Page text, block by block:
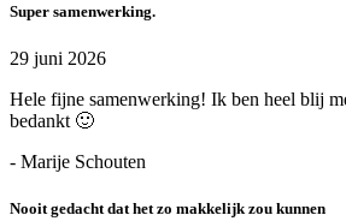
Super samenwerking.
29 juni 2026
Hele fijne samenwerking! Ik ben heel blij
bedankt 🙂
- Marije Schouten
Nooit gedacht dat het zo makkelijk zou kunnen